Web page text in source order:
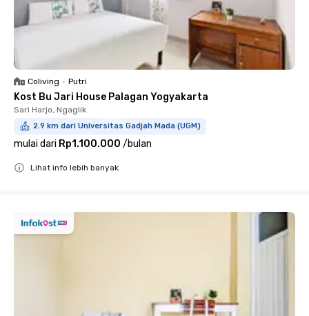
Coliving • Putri
Kost Bu Jari House Palagan Yogyakarta
Sari Harjo, Ngaglik
2.9 km dari Universitas Gadjah Mada (UGM)
mulai dari Rp1.100.000 /bulan
Lihat info lebih banyak